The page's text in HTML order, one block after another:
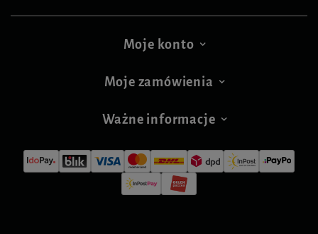
Moje konto
Moje zamówienia
Ważne informacje